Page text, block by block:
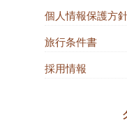
個人情報保護方
旅行条件書
採用情報